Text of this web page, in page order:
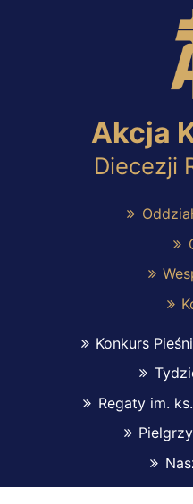
Akcja
Diecezji
Konkurs
Regaty im.